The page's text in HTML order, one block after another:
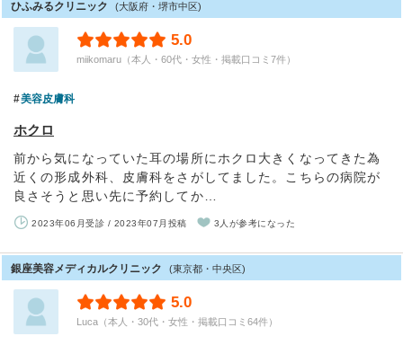
ひふみるクリニック (大阪府・堺市中区)
5.0
miikomaru（本人・60代・女性・掲載口コミ7件）
美容皮膚科
ホクロ
前から気になっていた耳の場所にホクロ大きくなってきた為
近くの形成外科、皮膚科をさがしてました。こちらの病院が
良さそうと思い先に予約してか…
2023年06月受診 / 2023年07月投稿 3人が参考になった
銀座美容メディカルクリニック (東京都・中央区)
5.0
Luca（本人・30代・女性・掲載口コミ64件）